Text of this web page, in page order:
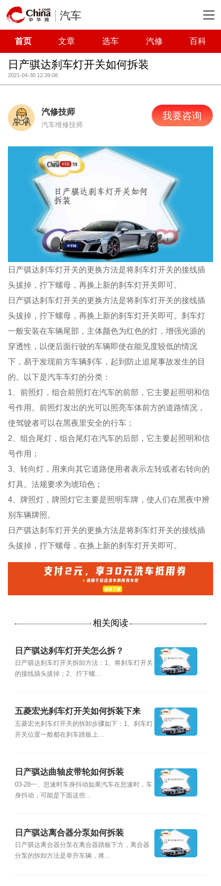
汽车
首页 文章 选车 汽修 百科
日产骐达刹车灯开关如何拆装
2021-04-30 12:39:08
汽修技师
汽车维修技师
我要咨询
日产骐达刹车灯开关的更换方法是将刹车灯开关的接线插
头拔掉，拧下螺母，再换上新的刹车灯开关即可。
日产骐达刹车灯开关的更换方法是将刹车灯开关的接线插
头拔掉，拧下螺母，再换上新的刹车灯开关即可。刹车灯
一般安装在车辆尾部，主体颜色为红色的灯，增强光源的
穿透性，以便后面行驶的车辆即使在能见度较低的情况
下，易于发现前方车辆刹车，起到防止追尾事故发生的目
的。以下是汽车车灯的分类：
1、前照灯，组合前照灯在汽车的前部，它主要起照明和信
号作用。前照灯发出的光可以照亮车体前方的道路情况，
使驾驶者可以在黑夜里安全的行车；
2、组合尾灯，组合尾灯在汽车的后部，它主要起照明和信
号作用；
3、转向灯，用来向其它道路使用者表示左转或者右转向的
灯具。法规要求为琥珀色；
4、牌照灯，牌照灯它主要是照明车牌，使人们在黑夜中辨
别车辆牌照。
日产骐达刹车灯开关的更换方法是将刹车灯开关的接线插
头拔掉，拧下螺母，在换上新的刹车灯开关即可。
相关阅读
日产骐达刹车灯开关怎么拆？
日产骐达刹车灯开关拆卸方法：1、将刹车灯开关
的接线插头拔掉；2、拧下螺...
五菱宏光刹车灯开关如何拆装下来
五菱宏光刹车灯开关的拆卸步骤如下：1、刹车灯
开关位置一般都在刹车踏板上...
日产骐达曲轴皮带轮如何拆装
03-28一、怠速时车身抖动如果汽车在怠速时，车
身抖动，可能是下面这些...
日产骐达离合器分泵如何拆装
日产骐达离合器分泵在离合器踏板下方，离合器
分泵的拆卸方法是举升车辆，将...